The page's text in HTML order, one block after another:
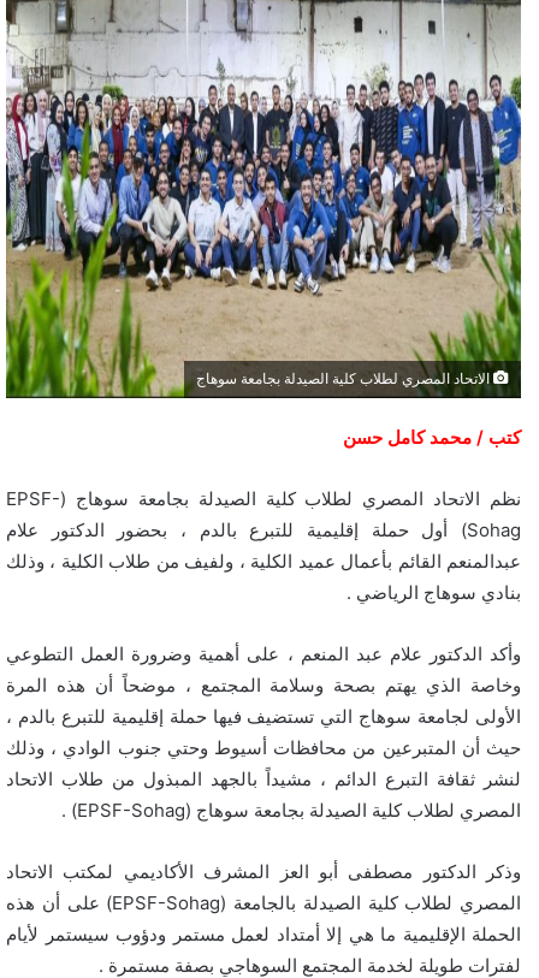
الاتحاد المصري لطلاب كلية الصيدلة بجامعة سوهاج
كتب / محمد كامل حسن
نظم الاتحاد المصري لطلاب كلية الصيدلة بجامعة سوهاج (EPSF-
Sohag) أول حملة إقليمية للتبرع بالدم ، بحضور الدكتور علام
عبدالمنعم القائم بأعمال عميد الكلية ، ولفيف من طلاب الكلية ، وذلك
بنادي سوهاج الرياضي .
وأكد الدكتور علام عبد المنعم ، على أهمية وضرورة العمل التطوعي
وخاصة الذي يهتم بصحة وسلامة المجتمع ، موضحاً أن هذه المرة
الأولى لجامعة سوهاج التي تستضيف فيها حملة إقليمية للتبرع بالدم ،
حيث أن المتبرعين من محافظات أسيوط وحتي جنوب الوادي ، وذلك
لنشر ثقافة التبرع الدائم ، مشيداً بالجهد المبذول من طلاب الاتحاد
المصري لطلاب كلية الصيدلة بجامعة سوهاج (EPSF-Sohag) .
وذكر الدكتور مصطفى أبو العز المشرف الأكاديمي لمكتب الاتحاد
المصري لطلاب كلية الصيدلة بالجامعة (EPSF-Sohag) على أن هذه
الحملة الإقليمية ما هي إلا أمتداد لعمل مستمر ودؤوب سيستمر لأيام
لفترات طويلة لخدمة المجتمع السوهاجي بصفة مستمرة .